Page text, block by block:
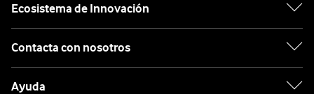
Ecosistema de Innovación
Contacta con nosotros
Ayuda